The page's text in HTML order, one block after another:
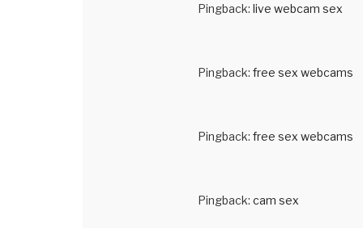
Pingback: live webcam sex
Pingback: free sex webcams
Pingback: free sex webcams
Pingback: cam sex